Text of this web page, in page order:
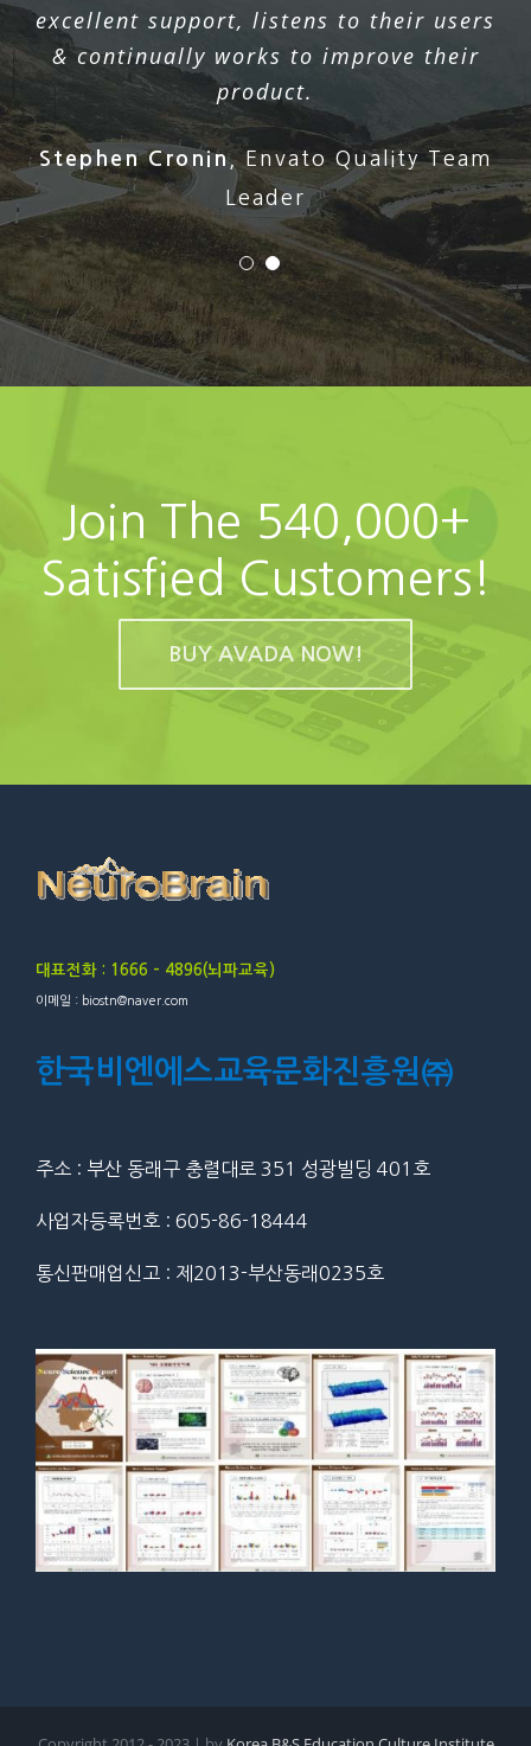
excellent support, listens to their users
& continually works to improve their
product.
Stephen Cronin,Envato Quality Team
Leader
Join The 540,000+
Satisfied Customers!
BUY AVADA NOW!
대표전화 : 1666 – 4896(뇌파교육)
이메일 : biostn@naver.com
한국비엔에스교육문화진흥원㈜
주소 : 부산 동래구 충렬대로 351 성광빌딩 401호
사업자등록번호 : 605-86-18444
통신판매업신고 : 제2013-부산동래0235호